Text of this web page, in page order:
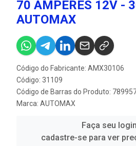
70 AMPERES 12V -
AUTOMAX
Código do Fabricante: AMX30106
Código: 31109
Código de Barras do Produto:
Marca: AUTOMAX
Faça seu
cadastre-se para ver